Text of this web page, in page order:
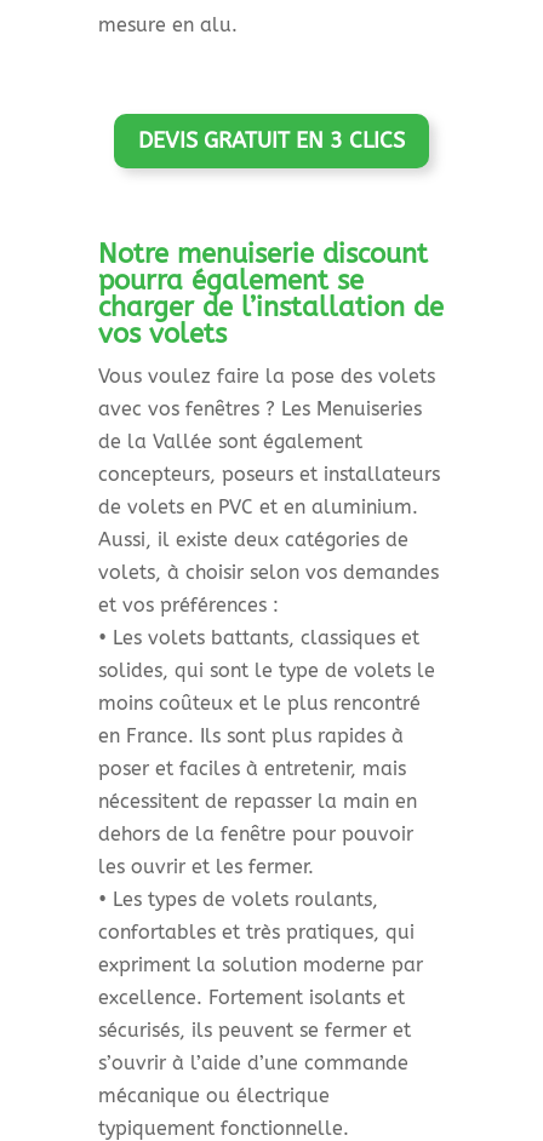
mesure en alu.
DEVIS GRATUIT EN 3 CLICS
Notre menuiserie discount
pourra également se
charger de l’installation de
vos volets
Vous voulez faire la pose des volets
avec vos fenêtres ? Les Menuiseries
de la Vallée sont également
concepteurs, poseurs et installateurs
de volets en PVC et en aluminium.
Aussi, il existe deux catégories de
volets, à choisir selon vos demandes
et vos préférences :
• Les volets battants, classiques et
solides, qui sont le type de volets le
moins coûteux et le plus rencontré
en France. Ils sont plus rapides à
poser et faciles à entretenir, mais
nécessitent de repasser la main en
dehors de la fenêtre pour pouvoir
les ouvrir et les fermer.
• Les types de volets roulants,
confortables et très pratiques, qui
expriment la solution moderne par
excellence. Fortement isolants et
sécurisés, ils peuvent se fermer et
s’ouvrir à l’aide d’une commande
mécanique ou électrique
typiquement fonctionnelle.